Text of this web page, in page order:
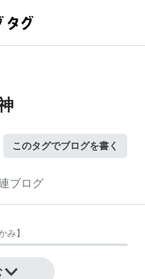
このタグでブログを書く
ブログ
み】